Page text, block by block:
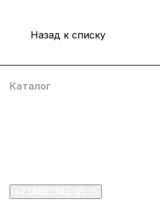
Назад к списку
Каталог